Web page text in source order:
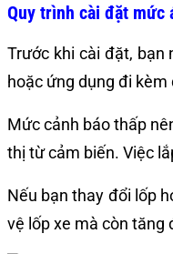
Quy trình cài đặt mức
Trước khi cài đặt, bạn
hoặc ứng dụng đi
Mức cảnh báo thấp
thị từ cảm biến. Việc
Nếu bạn thay đổi lốp
vệ lốp xe mà còn tăng